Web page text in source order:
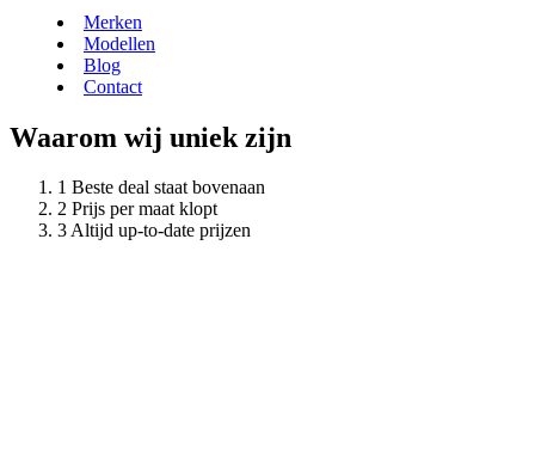
Merken
Modellen
Blog
Contact
Waarom wij uniek zijn
Beste deal staat bovenaan
Prijs per maat klopt
Altijd up-to-date prijzen